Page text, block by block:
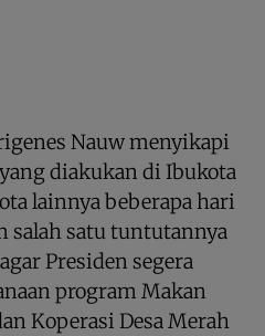
Nauw menyikapi
diakukan di Ibukota
lainnya beberapa hari
salah satu tuntutannya
Presiden segera
program Makan
Koperasi Desa Merah